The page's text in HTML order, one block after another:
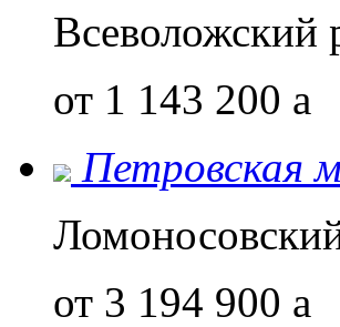
Всеволожский
от 1 143 200 a
Петровская
от 3 194 900 a